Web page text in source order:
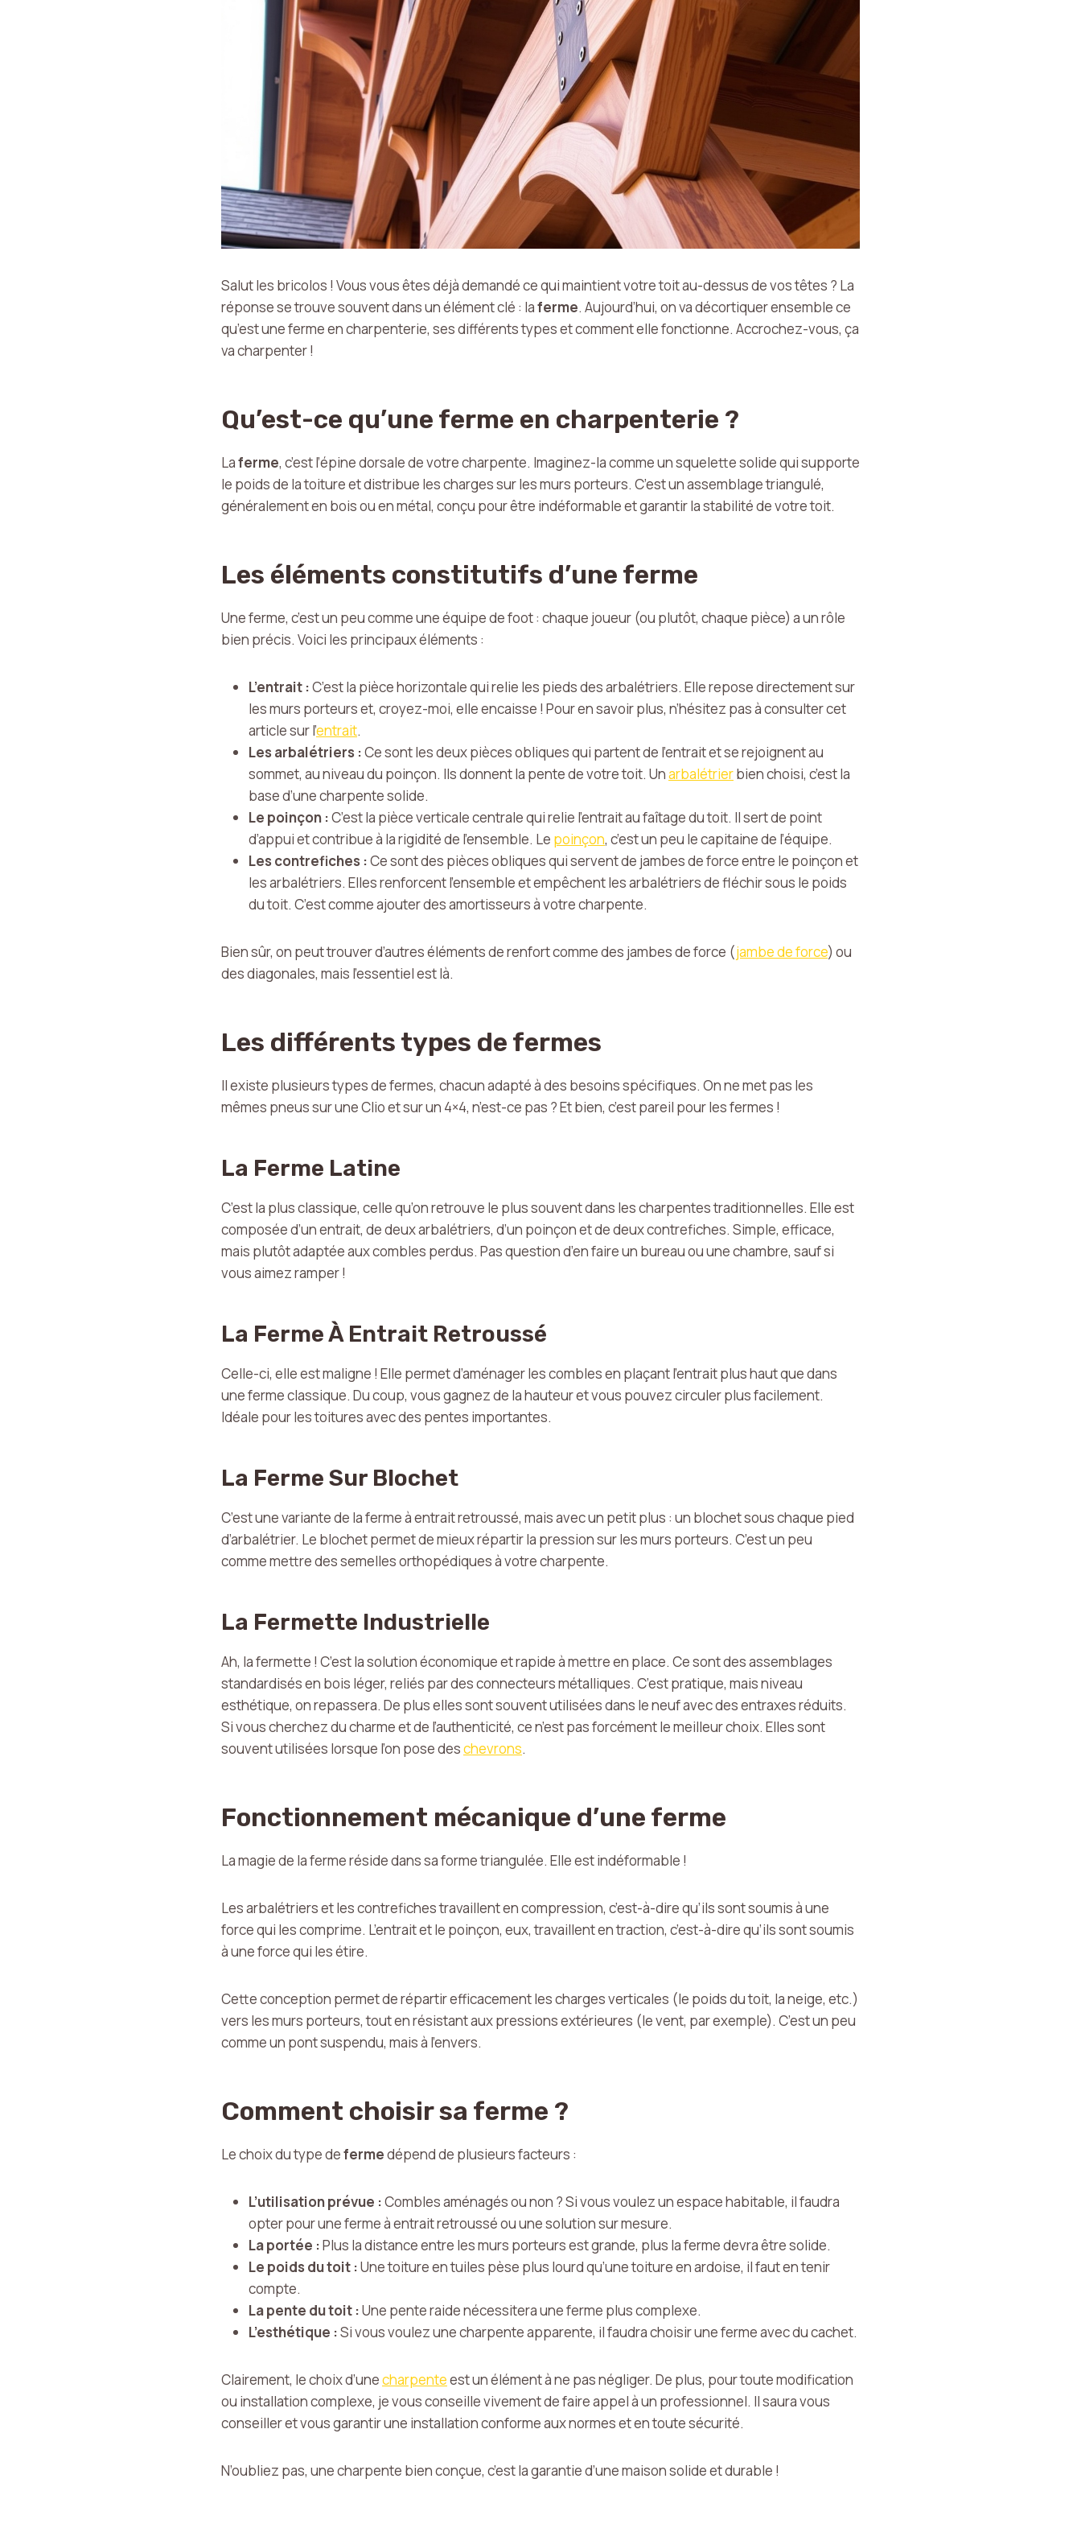
Salut les bricolos ! Vous vous êtes déjà demandé ce qui maintient votre toit au-dessus de vos têtes ? La
réponse se trouve souvent dans un élément clé : laferme. Aujourd’hui, on va décortiquer ensemble ce
qu’est une ferme en charpenterie, ses différents types et comment elle fonctionne. Accrochez-vous, ça
va charpenter !
Qu’est-ce qu’une ferme en charpenterie ?
Laferme, c’est l’épine dorsale de votre charpente. Imaginez-la comme un squelette solide qui supporte
le poids de la toiture et distribue les charges sur les murs porteurs. C’est un assemblage triangulé,
généralement en bois ou en métal, conçu pour être indéformable et garantir la stabilité de votre toit.
Les éléments constitutifs d’une ferme
Une ferme, c’est un peu comme une équipe de foot : chaque joueur (ou plutôt, chaque pièce) a un rôle
bien précis. Voici les principaux éléments :
L’entrait :C’est la pièce horizontale qui relie les pieds des arbalétriers. Elle repose directement sur
les murs porteurs et, croyez-moi, elle encaisse ! Pour en savoir plus, n’hésitez pas à consulter cet
article sur l’entrait.
Les arbalétriers :Ce sont les deux pièces obliques qui partent de l’entrait et se rejoignent au
sommet, au niveau du poinçon. Ils donnent la pente de votre toit. Unarbalétrierbien choisi, c’est la
base d’une charpente solide.
Le poinçon :C’est la pièce verticale centrale qui relie l’entrait au faîtage du toit. Il sert de point
d’appui et contribue à la rigidité de l’ensemble. Le poinçon, c’est un peu le capitaine de l’équipe.
Les contrefiches :Ce sont des pièces obliques qui servent de jambes de force entre le poinçon et
les arbalétriers. Elles renforcent l’ensemble et empêchent les arbalétriers de fléchir sous le poids
du toit. C’est comme ajouter des amortisseurs à votre charpente.
Bien sûr, on peut trouver d’autres éléments de renfort comme des jambes de force (jambe de force) ou
des diagonales, mais l’essentiel est là.
Les différents types de fermes
Il existe plusieurs types de fermes, chacun adapté à des besoins spécifiques. On ne met pas les
mêmes pneus sur une Clio et sur un 4×4, n’est-ce pas ? Et bien, c’est pareil pour les fermes !
La Ferme Latine
C’est la plus classique, celle qu’on retrouve le plus souvent dans les charpentes traditionnelles. Elle est
composée d’un entrait, de deux arbalétriers, d’un poinçon et de deux contrefiches. Simple, efficace,
mais plutôt adaptée aux combles perdus. Pas question d’en faire un bureau ou une chambre, sauf si
vous aimez ramper !
La Ferme À Entrait Retroussé
Celle-ci, elle est maligne ! Elle permet d’aménager les combles en plaçant l’entrait plus haut que dans
une ferme classique. Du coup, vous gagnez de la hauteur et vous pouvez circuler plus facilement.
Idéale pour les toitures avec des pentes importantes.
La Ferme Sur Blochet
C’est une variante de la ferme à entrait retroussé, mais avec un petit plus : un blochet sous chaque pied
d’arbalétrier. Le blochet permet de mieux répartir la pression sur les murs porteurs. C’est un peu
comme mettre des semelles orthopédiques à votre charpente.
La Fermette Industrielle
Ah, la fermette ! C’est la solution économique et rapide à mettre en place. Ce sont des assemblages
standardisés en bois léger, reliés par des connecteurs métalliques. C’est pratique, mais niveau
esthétique, on repassera. De plus elles sont souvent utilisées dans le neuf avec des entraxes réduits.
Si vous cherchez du charme et de l’authenticité, ce n’est pas forcément le meilleur choix. Elles sont
souvent utilisées lorsque l’on pose deschevrons.
Fonctionnement mécanique d’une ferme
La magie de la ferme réside dans sa forme triangulée. Elle est indéformable !
Les arbalétriers et les contrefiches travaillent en compression, c’est-à-dire qu’ils sont soumis à une
force qui les comprime. L’entrait et le poinçon, eux, travaillent en traction, c’est-à-dire qu’ils sont soumis
à une force qui les étire.
Cette conception permet de répartir efficacement les charges verticales (le poids du toit, la neige, etc.)
vers les murs porteurs, tout en résistant aux pressions extérieures (le vent, par exemple). C’est un peu
comme un pont suspendu, mais à l’envers.
Comment choisir sa ferme ?
Le choix du type defermedépend de plusieurs facteurs :
L’utilisation prévue :Combles aménagés ou non ? Si vous voulez un espace habitable, il faudra
opter pour une ferme à entrait retroussé ou une solution sur mesure.
La portée :Plus la distance entre les murs porteurs est grande, plus la ferme devra être solide.
Le poids du toit :Une toiture en tuiles pèse plus lourd qu’une toiture en ardoise, il faut en tenir
compte.
La pente du toit :Une pente raide nécessitera une ferme plus complexe.
L’esthétique :Si vous voulez une charpente apparente, il faudra choisir une ferme avec du cachet.
Clairement, le choix d’unecharpenteest un élément à ne pas négliger. De plus, pour toute modification
ou installation complexe, je vous conseille vivement de faire appel à un professionnel. Il saura vous
conseiller et vous garantir une installation conforme aux normes et en toute sécurité.
N’oubliez pas, une charpente bien conçue, c’est la garantie d’une maison solide et durable !